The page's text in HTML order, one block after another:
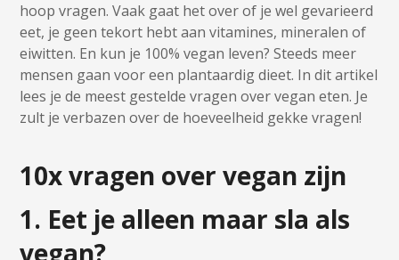
hoop vragen. Vaak gaat het over of je wel gevarieerd
eet, je geen tekort hebt aan vitamines, mineralen of
eiwitten. En kun je 100% vegan leven? Steeds meer
mensen gaan voor een plantaardig dieet. In dit artikel
lees je de meest gestelde vragen over vegan eten. Je
zult je verbazen over de hoeveelheid gekke vragen!
10x vragen over vegan zijn
1. Eet je alleen maar sla als
vegan?